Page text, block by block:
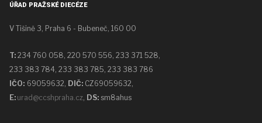
ÚŘAD PRAŽSKÉ DIECÉZE
V Tišině 3, Praha 6 - Bubeneč, 160 00
T: 234 760 058, 220 570 556, 233 371 528,
233 383 784, 233 383 785, 233 383 786
IČO: 69059632, DIČ: CZ69059632
E: urad@ccshpraha.cz DS: sm8ahus